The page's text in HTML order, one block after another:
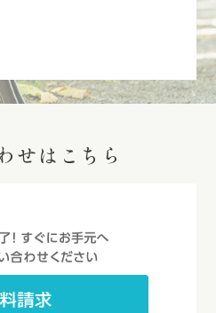
せはこちら